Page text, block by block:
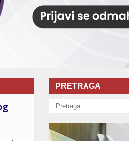
PRETRAGA